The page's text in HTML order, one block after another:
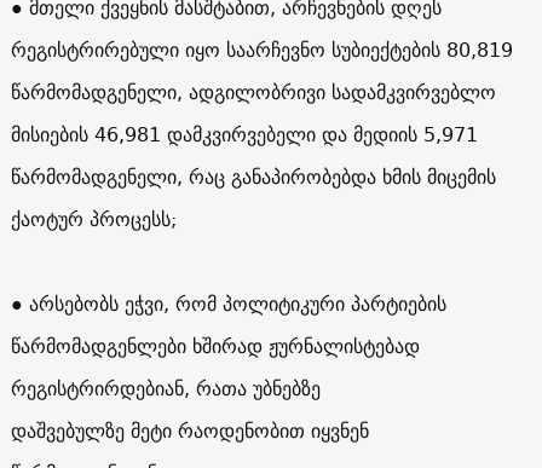
● მთელი ქვეყნის მასშტაბით, არჩევნების დღეს
რეგისტრირებული იყო საარჩევნო სუბიექტების 80,819
წარმომადგენელი, ადგილობრივი სადამკვირვებლო
მისიების 46,981 დამკვირვებელი და მედიის 5,971
წარმომადგენელი, რაც განაპირობებდა ხმის მიცემის
ქაოტურ პროცესს;
● არსებობს ეჭვი, რომ პოლიტიკური პარტიების
წარმომადგენლები ხშირად ჟურნალისტებად
რეგისტრირდებიან, რათა უბნებზე
დაშვებულზე მეტი რაოდენობით იყვნენ